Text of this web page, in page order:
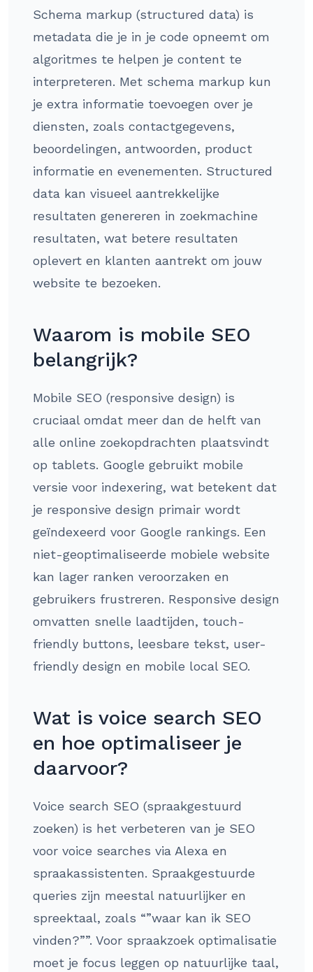
Schema markup (structured data) is
metadata die je in je code opneemt om
algoritmes te helpen je content te
interpreteren. Met schema markup kun
je extra informatie toevoegen over je
diensten, zoals contactgegevens,
beoordelingen, antwoorden, product
informatie en evenementen. Structured
data kan visueel aantrekkelijke
resultaten genereren in zoekmachine
resultaten, wat betere resultaten
oplevert en klanten aantrekt om jouw
website te bezoeken.
Waarom is mobile SEO
belangrijk?
Mobile SEO (responsive design) is
cruciaal omdat meer dan de helft van
alle online zoekopdrachten plaatsvindt
op tablets. Google gebruikt mobile
versie voor indexering, wat betekent dat
je responsive design primair wordt
geïndexeerd voor Google rankings. Een
niet-geoptimaliseerde mobiele website
kan lager ranken veroorzaken en
gebruikers frustreren. Responsive design
omvatten snelle laadtijden, touch-
friendly buttons, leesbare tekst, user-
friendly design en mobile local SEO.
Wat is voice search SEO
en hoe optimaliseer je
daarvoor?
Voice search SEO (spraakgestuurd
zoeken) is het verbeteren van je SEO
voor voice searches via Alexa en
spraakassistenten. Spraakgestuurde
queries zijn meestal natuurlijker en
spreektaal, zoals “”waar kan ik SEO
vinden?””. Voor spraakzoek optimalisatie
moet je focus leggen op natuurlijke taal,